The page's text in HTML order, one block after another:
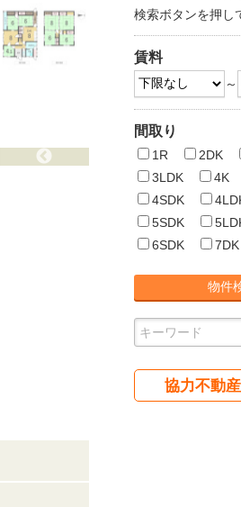
検索ボタンを押し
賃料
～
間取り
1R 2DK
3LDK
4K
4SDK
5SDK
6SDK
7DK
協力不動